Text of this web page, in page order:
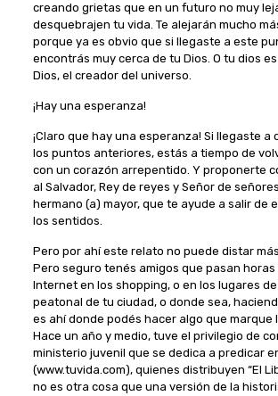
creando grietas que en un futuro no muy
desquebrajen tu vida. Te alejarán mucho
porque ya es obvio que si llegaste a este
encontrás muy cerca de tu Dios. O tu dios
Dios, el creador del universo.
¡Hay una esperanza!
¡Claro que hay una esperanza! Si llegaste a
los puntos anteriores, estás a tiempo de
con un corazón arrepentido. Y proponerte
al Salvador, Rey de reyes y Señor de
hermano (a) mayor, que te ayude a salir de
los sentidos.
Pero por ahí este relato no puede distar
Pero seguro tenés amigos que pasan horas
Internet en los shopping, o en los lugares
peatonal de tu ciudad, o donde sea,
es ahí donde podés hacer algo que marque
Hace un año y medio, tuve el privilegio de
ministerio juvenil que se dedica a predicar
(www.tuvida.com), quienes distribuyen “El
no es otra cosa que una versión de la